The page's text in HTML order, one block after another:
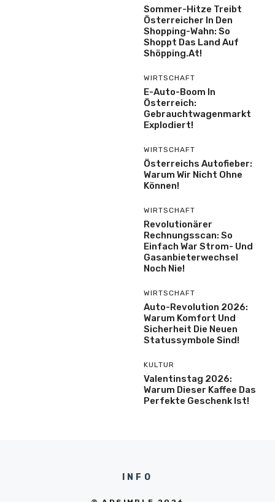
Sommer-Hitze Treibt
Österreicher In Den
Shopping-Wahn: So
Shoppt Das Land Auf
Shöpping.at!
WIRTSCHAFT
E-Auto-Boom In
Österreich:
Gebrauchtwagenmarkt
Explodiert!
WIRTSCHAFT
Österreichs Autofieber:
Warum Wir Nicht Ohne
Können!
WIRTSCHAFT
Revolutionärer
Rechnungsscan: So
Einfach War Strom- Und
Gasanbieterwechsel
Noch Nie!
WIRTSCHAFT
Auto-Revolution 2026:
Warum Komfort Und
Sicherheit Die Neuen
Statussymbole Sind!
KULTUR
Valentinstag 2026:
Warum Dieser Kaffee Das
Perfekte Geschenk Ist!
INFO